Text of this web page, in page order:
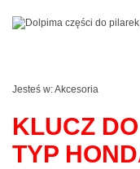
Jesteś w:Akcesoria
KLUCZ
TYP